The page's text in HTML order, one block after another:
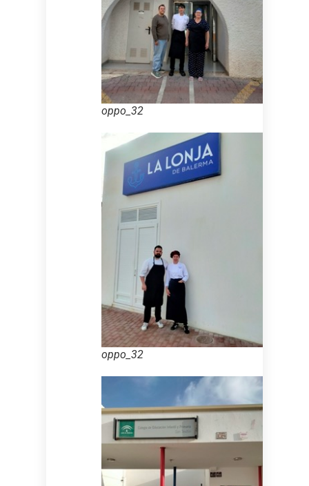
oppo_32
oppo_32